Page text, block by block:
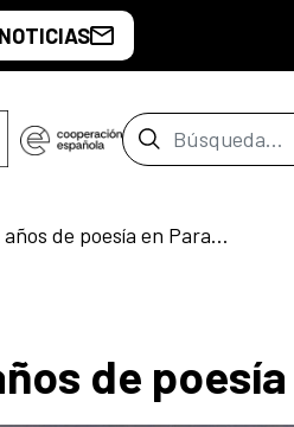
Barra de
Fuerza aérea. 12 años de poesía en Paracaídas
de